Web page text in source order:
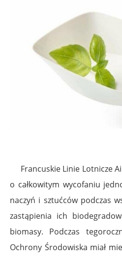
Francuskie Linie Lotnicze
o całkowitym wycofaniu
naczyń i sztućców podczas
zastąpienia ich
biomasy. Podczas
Ochrony Środowiska miał